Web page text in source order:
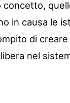
concetto,
in causa le
di
nel